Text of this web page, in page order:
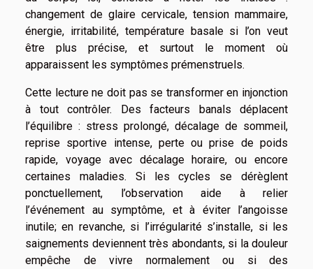
changement de glaire cervicale, tension mammaire,
énergie, irritabilité, température basale si l’on veut
être plus précise, et surtout le moment où
apparaissent les symptômes prémenstruels.
Cette lecture ne doit pas se transformer en injonction
à tout contrôler. Des facteurs banals déplacent
l’équilibre : stress prolongé, décalage de sommeil,
reprise sportive intense, perte ou prise de poids
rapide, voyage avec décalage horaire, ou encore
certaines maladies. Si les cycles se dérèglent
ponctuellement, l’observation aide à relier
l’événement au symptôme, et à éviter l’angoisse
inutile; en revanche, si l’irrégularité s’installe, si les
saignements deviennent très abondants, si la douleur
empêche de vivre normalement ou si des